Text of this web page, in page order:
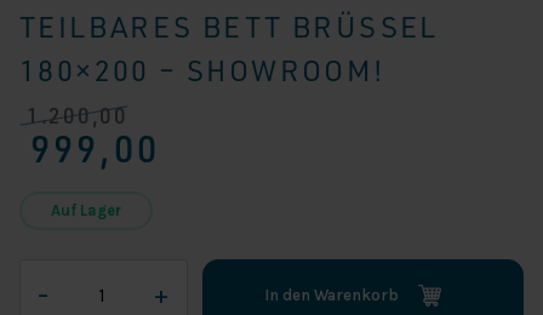
TEILBARES BETT BRÜSSEL
180×200 – SHOWROOM!
1.200,00
Ursprünglicher
Preis
€ 1.200,00
999,00
Aktueller
Preis
€ 999,00.
Auf Lager
–
Bett
+ In den Warenkorb